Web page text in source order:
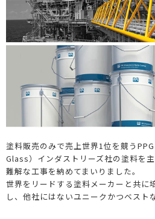
塗料販売のみで売上世界1位を競う
Glass）インダストリーズ社の塗料を
難解な工事を納めてまいりました。
世界をリードする塗料メーカーと共に
し、他社にはないユニークかつベスト